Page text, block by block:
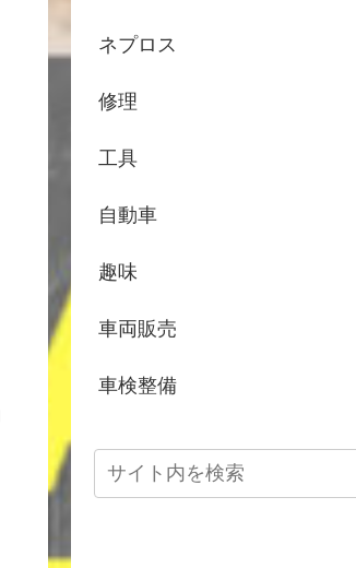
ネプロス
修理
工具
自動車
趣味
車両販売
車検整備